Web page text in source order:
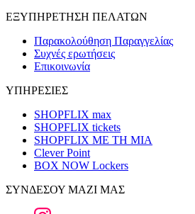
ΕΞΥΠΗΡΕΤΗΣΗ ΠΕΛΑΤΩΝ
Παρακολούθηση Παραγγελίας
Συχνές ερωτήσεις
Επικοινωνία
ΥΠΗΡΕΣΙΕΣ
SHOPFLIX max
SHOPFLIX tickets
SHOPFLIX ΜΕ ΤΗ ΜΙΑ
Clever Point
BOX NOW Lockers
ΣΥΝΔΕΣΟΥ ΜΑΖΙ ΜΑΣ